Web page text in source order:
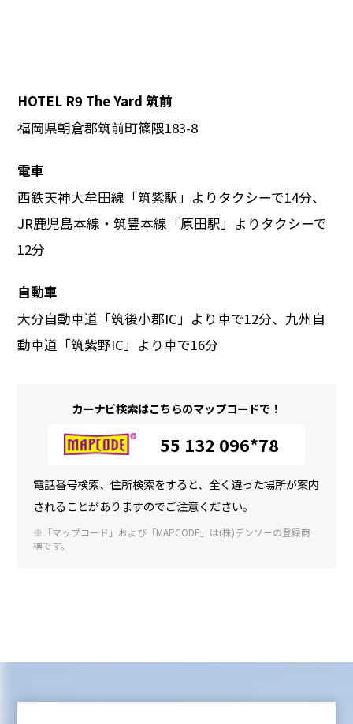
HOTEL R9 The Yard 筑前
福岡県朝倉郡筑前町篠隈183-8
電車
西鉄天神大牟田線「筑紫駅」よりタクシーで14分、
JR鹿児島本線・筑豊本線「原田駅」よりタクシーで
12分
自動車
大分自動車道「筑後小郡IC」より車で12分、九州自
動車道「筑紫野IC」より車で16分
カーナビ検索はこちらのマップコードで！
55 132 096*78
電話番号検索、住所検索をすると、全く違った場所が案内
されることがありますのでご注意ください。
※「マップコード」および「MAPCODE」は(株)デンソーの登録商
標です。